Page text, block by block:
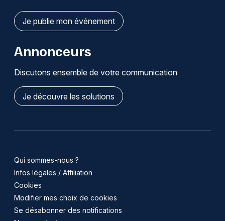
Je publie mon événement
Annonceurs
Discutons ensemble de votre communication
Je découvre les solutions
Qui sommes-nous ?
Infos légales / Affiliation
Cookies
Modifier mes choix de cookies
Se désabonner des notifications